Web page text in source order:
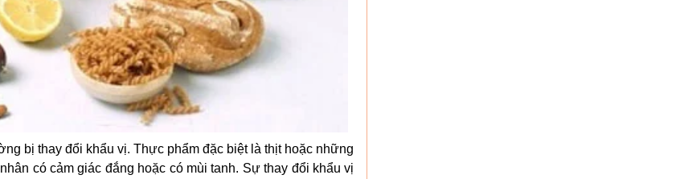
bị thay đổi khẩu vị. Thực phẩm đặc biệt là thịt hoặc những
có cảm giác đắng hoặc có mùi tanh. Sự thay đổi khẩu vị